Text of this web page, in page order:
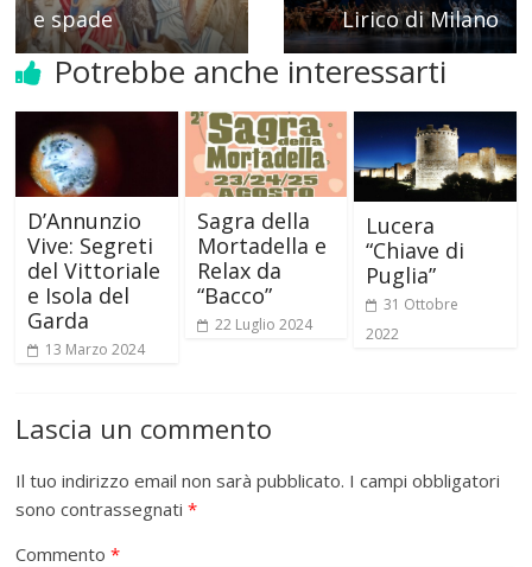
e spade
Lirico di Milano
Potrebbe anche interessarti
D’Annunzio
Vive: Segreti
del Vittoriale
e Isola del
Garda
13 Marzo 2024
Sagra della
Mortadella e
Relax da
“Bacco”
22 Luglio 2024
Lucera
“Chiave di
Puglia”
31 Ottobre
2022
Lascia un commento
Il tuo indirizzo email non sarà pubblicato. I campi obbligatori
sono contrassegnati*
Commento*